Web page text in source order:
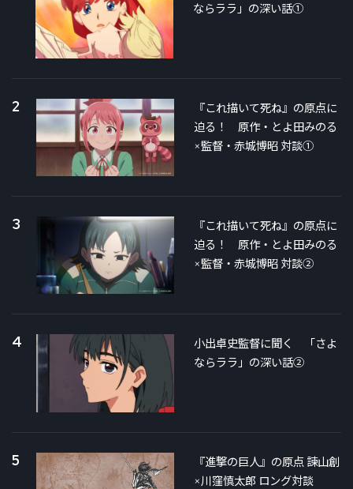
ならララ」の深い話①
2
『これ描いて死ね』の原点に
迫る！ 原作・とよ田みのる
×監督・赤城博昭 対談①
3
『これ描いて死ね』の原点に
迫る！ 原作・とよ田みのる
×監督・赤城博昭 対談②
4
小出卓史監督に聞く 「さよ
ならララ」の深い話②
5
『進撃の巨人』の原点 諫山創
×川窪慎太郎 ロング対談